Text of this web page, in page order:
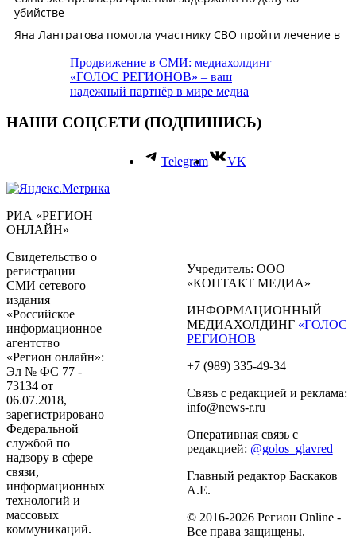
Продвижение в СМИ: медиахолдинг
«ГОЛОС РЕГИОНОВ» – ваш
надежный партнёр в мире медиа
НАШИ СОЦСЕТИ (ПОДПИШИСЬ)
Telegram VK
РИА «РЕГИОН
ОНЛАЙН»
Свидетельство о
регистрации
СМИ сетевого
издания
«Российское
информационное
агентство
«Регион онлайн»:
Эл № ФС 77 -
73134 от
06.07.2018,
зарегистрировано
Федеральной
службой по
надзору в сфере
связи,
информационных
технологий и
массовых
коммуникаций.
Учредитель: ООО
«КОНТАКТ МЕДИА»
ИНФОРМАЦИОННЫЙ
МЕДИАХОЛДИНГ «ГОЛОС
РЕГИОНОВ
+7 (989) 335-49-34
Связь с редакцией и реклама:
info@news-r.ru
Оперативная связь с
редакцией: @golos_glavred
Главный редактор Баскаков
А.Е.
© 2016-2026 Регион Online -
Все права защищены.